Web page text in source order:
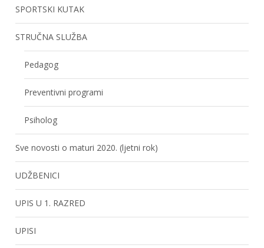
SPORTSKI KUTAK
STRUČNA SLUŽBA
Pedagog
Preventivni programi
Psiholog
Sve novosti o maturi 2020. (ljetni rok)
UDŽBENICI
UPIS U 1. RAZRED
UPISI